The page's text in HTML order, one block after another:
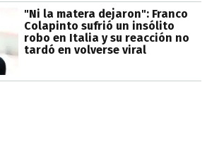
"Ni la matera dejaron": Franco
Colapinto sufrió un insólito
robo en Italia y su reacción no
tardó en volverse viral